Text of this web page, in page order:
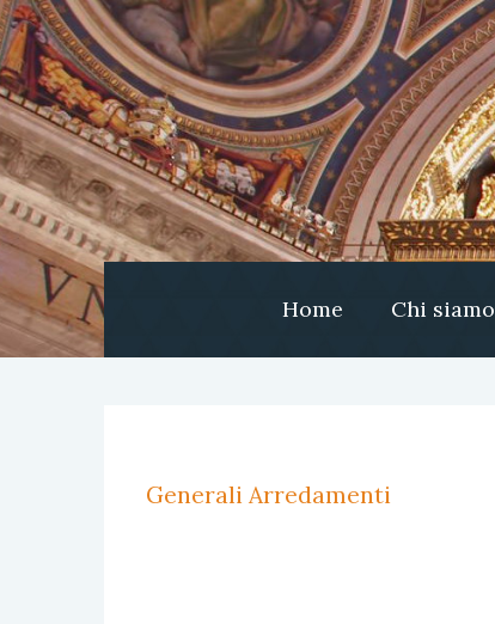
Home Chi siamo
Generali Arredamenti